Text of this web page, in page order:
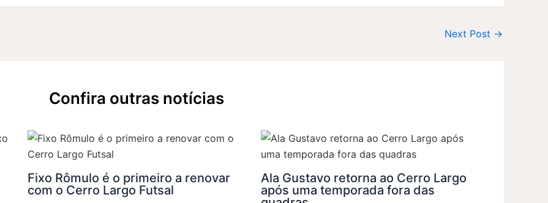
Next Post →
Confira outras notícias
Fixo Rômulo é o primeiro a renovar
com o Cerro Largo Futsal
Ala Gustavo retorna ao Cerro Largo
após uma temporada fora das